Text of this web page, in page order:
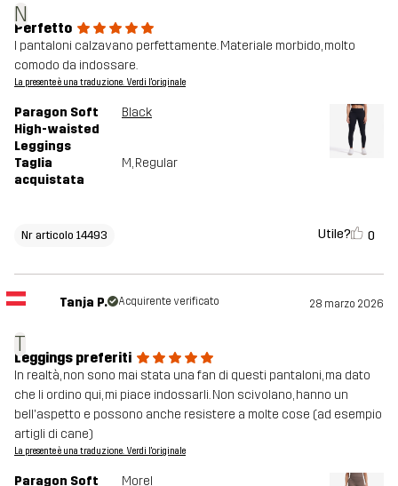
N
Perfetto
I pantaloni calzavano perfettamente. Materiale morbido, molto
comodo da indossare.
La presente è una traduzione. Verdi l'originale
Paragon Soft
High-waisted
Leggings
Black
Taglia
acquistata
M, Regular
Nr articolo 14493 Utile? 0
T
Tanja P. Acquirente verificato 28 marzo 2026
Leggings preferiti
In realtà, non sono mai stata una fan di questi pantaloni, ma dato
che li ordino qui, mi piace indossarli. Non scivolano, hanno un
bell'aspetto e possono anche resistere a molte cose (ad esempio
artigli di cane)
La presente è una traduzione. Verdi l'originale
Paragon Soft
Morel